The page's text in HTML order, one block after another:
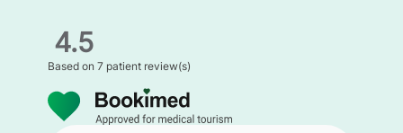
4.5
Based on7 patient review(s)